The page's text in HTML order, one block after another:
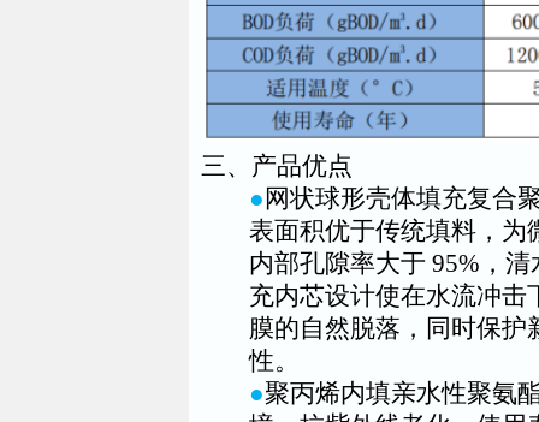
三、产品优点
● 网状球形壳体填充复合
表面积优于传统填料，为
内部孔隙率大于 95%，
充内芯设计使在水流冲
膜的自然脱落，同时保
性。
●聚丙烯内填亲水性聚氨